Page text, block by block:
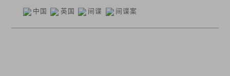
中国 英国 间谍 间谍案